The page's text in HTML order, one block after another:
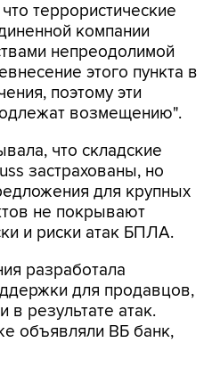
непреодолимой
этого пункта в
поэтому эти
возмещению".
что складские
для крупных
не покрывают
и риски атак БПЛА.
разработала
результате атак.
объявляли ВБ банк,